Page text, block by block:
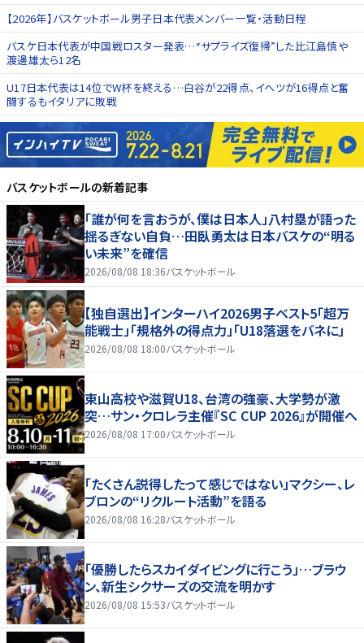
【2026年】バスケットボール男子日本代表メンバー一覧・活動日程
バスケ日本代表が中国戦ロスター発表…“サプライズ復帰”した比江島慎や
渡邊雄太ら12名
U17日本代表は14位でW杯を終える…白谷が22得点、イヘツが16得点と奮
闘するもイタリアに敗戦
バスケットボールの新着記事
「誰が何を言おうが、僕は日本人」八村塁が語った
揺るぎない自負…田臥勇太は日本バスケの“明る
い未来”を確信
2026/08/08 18:36バスケットボール
【独自選出】インターハイ2026男子ベスト5「超万
能戦士」「規格外の得点力」「U18落選をバネに」
2026/08/08 18:00バスケットボール
東山高校や滋賀U18、台湾の強豪、大学勢が激
突…サン・クロレラ主催『SC CUP 2026』が開催へ
2026/08/08 17:00バスケットボール
「たくさん説得したって感じではない」マクシー、レ
ブロンの“リクルート活動”を語る
2026/08/08 16:28バスケットボール
「優勝したらスカイダイビングに行こう」…ブラウ
ン、新生シクサーズの交流を明かす
2026/08/08 15:53バスケットボール